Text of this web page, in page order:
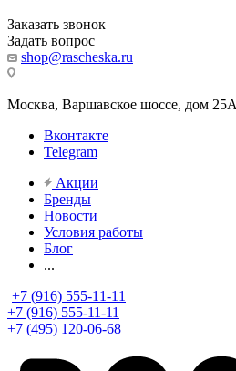
Заказать звонок
Задать вопрос
shop@rascheska.ru
Москва, Варшавское шоссе, дом
Вконтакте
Telegram
Акции
Бренды
Новости
Условия работы
Блог
...
+7 (916) 555-11-11
+7 (916) 555-11-11
+7 (495) 120-06-68